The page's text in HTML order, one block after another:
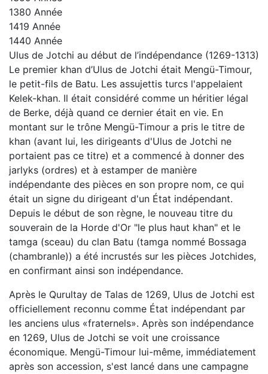
1380 Année
1419 Année
1440 Année
Ulus de Jotchi au début de l’indépendance (1269-1313)
Le premier khan d’Ulus de Jotchi était Mengü-Timour,
le petit-fils de Batu. Les assujettis turcs l'appelaient
Kelek-khan. Il était considéré comme un héritier légal
de Berke, déjà quand ce dernier était en vie. En
montant sur le trône Mengü-Timour a pris le titre de
khan (avant lui, les dirigeants d'Ulus de Jotchi ne
portaient pas ce titre) et a commencé à donner des
jarlyks (ordres) et à estamper de manière
indépendante des pièces en son propre nom, ce qui
était un signe du dirigeant d'un État indépendant.
Depuis le début de son règne, le nouveau titre du
souverain de la Horde d'Or "le plus haut khan" et le
tamga (sceau) du clan Batu (tamga nommé Bossaga
(chambranle)) a été incrustés sur les pièces Jotchides,
en confirmant ainsi son indépendance.
Après le Qurultay de Talas de 1269, Ulus de Jotchi est
officiellement reconnu comme État indépendant par
les anciens ulus «fraternels». Après son indépendance
en 1269, Ulus de Jotchi se voit une croissance
économique. Mengü-Timour lui-même, immédiatement
après son accession, s'est lancé dans une campagne